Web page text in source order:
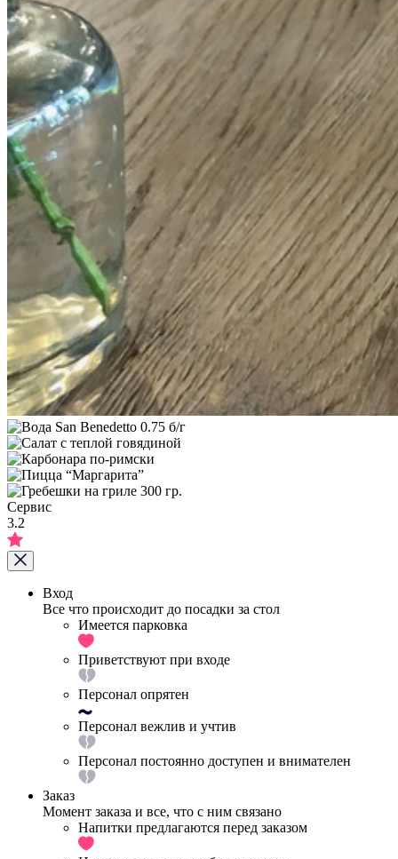
Сервис
3.2
Вход
Все что происходит до посадки за стол
Имеется парковка
Приветствуют при входе
Персонал опрятен
Персонал вежлив и учтив
Персонал постоянно доступен и внимателен
Заказ
Момент заказа и все, что с ним связано
Напитки предлагаются перед заказом